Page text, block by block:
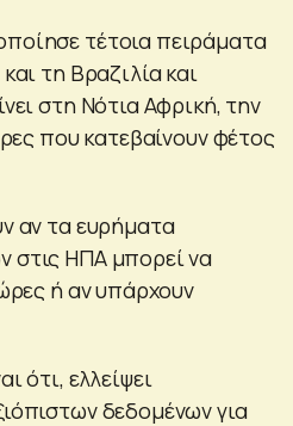
τέτοια πειράματα
τη Βραζιλία και
στη Νότια Αφρική, την
που κατεβαίνουν φέτος
αν τα ευρήματα
στις ΗΠΑ μπορεί να
ή αν υπάρχουν
ότι, ελλείψει
δεδομένων για